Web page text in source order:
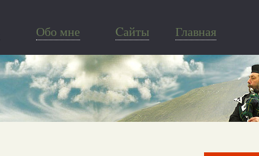
Обо мне Cайты Главная